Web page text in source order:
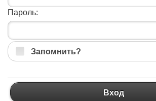
Пароль:
Запомнить?
Вход